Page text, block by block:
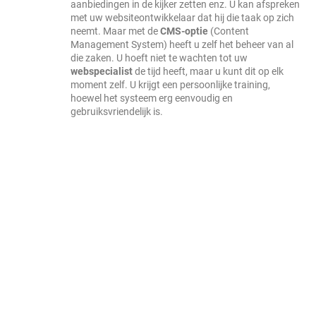
aanbiedingen in de kijker zetten enz. U kan afspreken
met uw websiteontwikkelaar dat hij die taak op zich
neemt. Maar met deCMS-optie (Content
Management System) heeft u zelf het beheer van al
die zaken. U hoeft niet te wachten tot uw
webspecialistde tijd heeft, maar u kunt dit op elk
moment zelf. U krijgt een persoonlijke training,
hoewel het systeem erg eenvoudig en
gebruiksvriendelijk is.